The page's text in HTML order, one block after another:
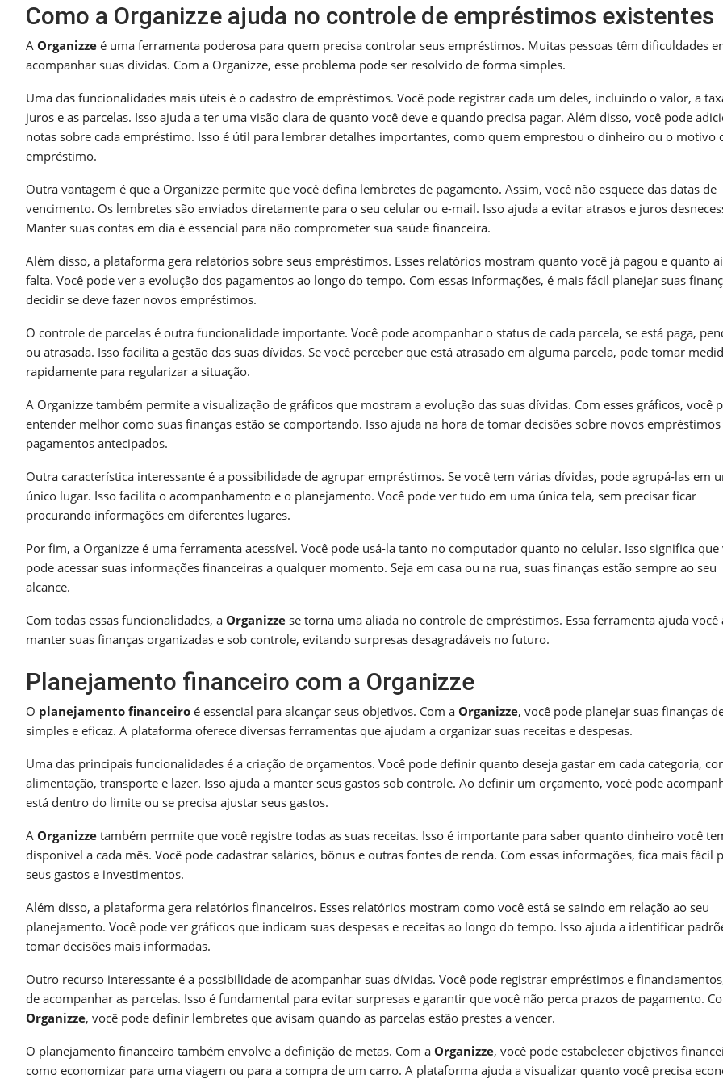
Como a Organizze ajuda no controle de empréstimos existentes
A Organizze é uma ferramenta poderosa para quem precisa controlar seus empréstimos. Muitas pessoas têm dificuldades
acompanhar suas dívidas. Com a Organizze, esse problema pode ser resolvido de forma simples.
Uma das funcionalidades mais úteis é o cadastro de empréstimos. Você pode registrar cada um deles, incluindo o valor, a
juros e as parcelas. Isso ajuda a ter uma visão clara de quanto você deve e quando precisa pagar. Além disso, você pode
notas sobre cada empréstimo. Isso é útil para lembrar detalhes importantes, como quem emprestou o dinheiro ou o motivo
empréstimo.
Outra vantagem é que a Organizze permite que você defina lembretes de pagamento. Assim, você não esquece das datas de
vencimento. Os lembretes são enviados diretamente para o seu celular ou e-mail. Isso ajuda a evitar atrasos e juros
Manter suas contas em dia é essencial para não comprometer sua saúde financeira.
Além disso, a plataforma gera relatórios sobre seus empréstimos. Esses relatórios mostram quanto você já pagou e quanto
falta. Você pode ver a evolução dos pagamentos ao longo do tempo. Com essas informações, é mais fácil planejar suas
decidir se deve fazer novos empréstimos.
O controle de parcelas é outra funcionalidade importante. Você pode acompanhar o status de cada parcela, se está paga,
ou atrasada. Isso facilita a gestão das suas dívidas. Se você perceber que está atrasado em alguma parcela, pode tomar
rapidamente para regularizar a situação.
A Organizze também permite a visualização de gráficos que mostram a evolução das suas dívidas. Com esses gráficos, você
entender melhor como suas finanças estão se comportando. Isso ajuda na hora de tomar decisões sobre novos
pagamentos antecipados.
Outra característica interessante é a possibilidade de agrupar empréstimos. Se você tem várias dívidas, pode agrupá-las em
único lugar. Isso facilita o acompanhamento e o planejamento. Você pode ver tudo em uma única tela, sem precisar ficar
procurando informações em diferentes lugares.
Por fim, a Organizze é uma ferramenta acessível. Você pode usá-la tanto no computador quanto no celular. Isso significa que
pode acessar suas informações financeiras a qualquer momento. Seja em casa ou na rua, suas finanças estão sempre ao seu
alcance.
Com todas essas funcionalidades, a Organizze se torna uma aliada no controle de empréstimos. Essa ferramenta ajuda você
manter suas finanças organizadas e sob controle, evitando surpresas desagradáveis no futuro.
Planejamento financeiro com a Organizze
O planejamento financeiro é essencial para alcançar seus objetivos. Com a Organizze, você pode planejar suas finanças
simples e eficaz. A plataforma oferece diversas ferramentas que ajudam a organizar suas receitas e despesas.
Uma das principais funcionalidades é a criação de orçamentos. Você pode definir quanto deseja gastar em cada categoria,
alimentação, transporte e lazer. Isso ajuda a manter seus gastos sob controle. Ao definir um orçamento, você pode
está dentro do limite ou se precisa ajustar seus gastos.
A Organizze também permite que você registre todas as suas receitas. Isso é importante para saber quanto dinheiro você
disponível a cada mês. Você pode cadastrar salários, bônus e outras fontes de renda. Com essas informações, fica mais fácil
seus gastos e investimentos.
Além disso, a plataforma gera relatórios financeiros. Esses relatórios mostram como você está se saindo em relação ao seu
planejamento. Você pode ver gráficos que indicam suas despesas e receitas ao longo do tempo. Isso ajuda a identificar
tomar decisões mais informadas.
Outro recurso interessante é a possibilidade de acompanhar suas dívidas. Você pode registrar empréstimos e
de acompanhar as parcelas. Isso é fundamental para evitar surpresas e garantir que você não perca prazos de pagamento.
Organizze, você pode definir lembretes que avisam quando as parcelas estão prestes a vencer.
O planejamento financeiro também envolve a definição de metas. Com a Organizze, você pode estabelecer objetivos
como economizar para uma viagem ou para a compra de um carro. A plataforma ajuda a visualizar quanto você precisa